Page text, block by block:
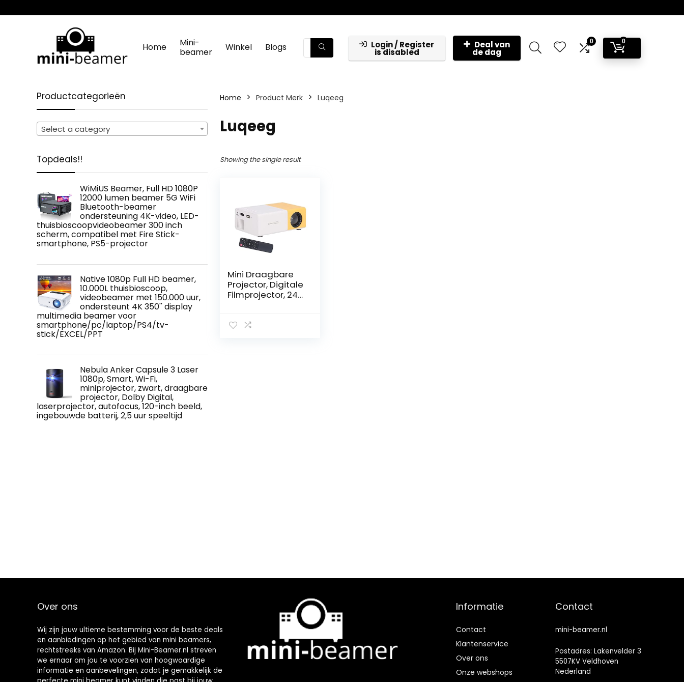
Home
Mini-
beamer
Winkel Blogs Login / Register
is disabled
Deal van
de dag
0 0
Productcategorieën
Select a category
Topdeals!!
WiMiUS Beamer, Full HD 1080P
12000 lumen beamer 5G WiFi
Bluetooth-beamer
ondersteuning 4K-video, LED-
thuisbioscoopvideobeamer 300 inch
scherm, compatibel met Fire Stick-
smartphone, PS5-projector
Native 1080p Full HD beamer,
10.000L thuisbioscoop,
videobeamer met 150.000 uur,
ondersteunt 4K 350'' display
multimedia beamer voor
smartphone/pc/laptop/PS4/tv-
stick/EXCEL/PPT
Nebula Anker Capsule 3 Laser
1080p, Smart, Wi-Fi,
miniprojector, zwart, draagbare
projector, Dolby Digital,
laserprojector, autofocus, 120-inch beeld,
ingebouwde batterij, 2,5 uur speeltijd
Home Product Merk ‎Luqeeg
‎Luqeeg
Showing the single result
Mini Draagbare
Projector, Digitale
Filmprojector, 24
1920×1080
Over ons
Wij zijn jouw ultieme bestemming voor de beste deals
en aanbiedingen op het gebied van mini beamers,
rechtstreeks van Amazon. Bij Mini-Beamer.nl streven
we ernaar om jou te voorzien van hoogwaardige
informatie en aanbevelingen, zodat je gemakkelijk de
perfecte mini beamer kunt vinden die past bij jouw
Informatie
Contact
Klantenservice
Over ons
Onze webshops
Contact
mini-beamer.nl
Postadres: Lakenvelder 3
5507KV Veldhoven
Nederland